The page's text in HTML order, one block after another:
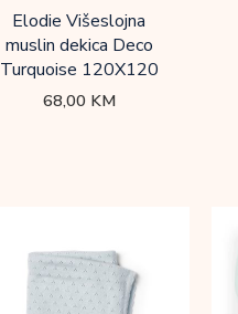
Elodie Višeslojna
muslin dekica Deco
Turquoise 120X120
68,00 KM